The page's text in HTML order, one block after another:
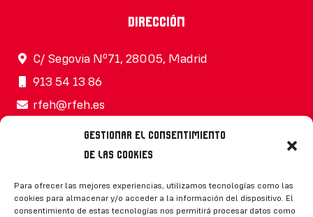
Gestionar el consentimiento
de las cookies
Para ofrecer las mejores experiencias, utilizamos tecnologías como las
cookies para almacenar y/o acceder a la información del dispositivo. El
consentimiento de estas tecnologías nos permitirá procesar datos como
Dirección
C/ Segovia Nº71, 28005, Madrid
913 54 13 86
rfeh@rfeh.es
Síguenos